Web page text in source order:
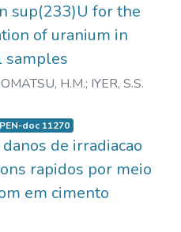
sup(233)U for the
of uranium in
samples
H.M.; IYER, S.S.
doc 11270
de irradiacao
rapidos por meio
em cimento